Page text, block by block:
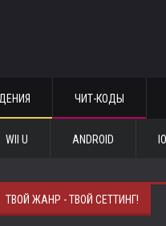
ЧИТ-КОДЫ
WII U ANDROID
ТВОЙ ЖАНР - ТВОЙ СЕТТИНГ!